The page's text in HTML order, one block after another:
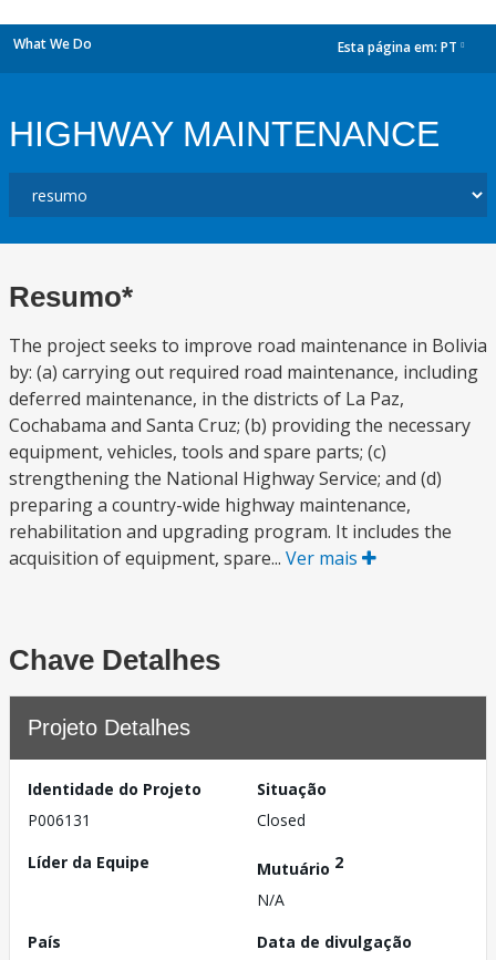
What We Do Esta página em: PT
HIGHWAY MAINTENANCE
Resumo*
The project seeks to improve road maintenance in Bolivia
by: (a) carrying out required road maintenance, including
deferred maintenance, in the districts of La Paz,
Cochabama and Santa Cruz; (b) providing the necessary
equipment, vehicles, tools and spare parts; (c)
strengthening the National Highway Service; and (d)
preparing a country-wide highway maintenance,
rehabilitation and upgrading program. It includes the
acquisition of equipment, spare... Ver mais
Chave Detalhes
Projeto Detalhes
Identidade do Projeto
P006131
Situação
Closed
Líder da Equipe
Mutuário 2
N/A
País
Data de divulgação